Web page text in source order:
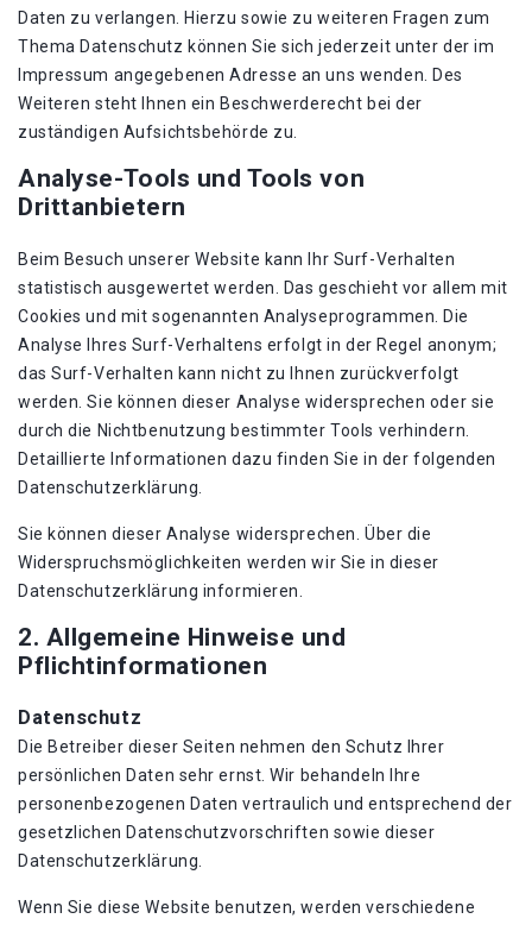
Daten zu verlangen. Hierzu sowie zu weiteren Fragen zum
Thema Datenschutz können Sie sich jederzeit unter der im
Impressum angegebenen Adresse an uns wenden. Des
Weiteren steht Ihnen ein Beschwerderecht bei der
zuständigen Aufsichtsbehörde zu.
Analyse-Tools und Tools von
Drittanbietern
Beim Besuch unserer Website kann Ihr Surf-Verhalten
statistisch ausgewertet werden. Das geschieht vor allem mit
Cookies und mit sogenannten Analyseprogrammen. Die
Analyse Ihres Surf-Verhaltens erfolgt in der Regel anonym;
das Surf-Verhalten kann nicht zu Ihnen zurückverfolgt
werden. Sie können dieser Analyse widersprechen oder sie
durch die Nichtbenutzung bestimmter Tools verhindern.
Detaillierte Informationen dazu finden Sie in der folgenden
Datenschutzerklärung.
Sie können dieser Analyse widersprechen. Über die
Widerspruchsmöglichkeiten werden wir Sie in dieser
Datenschutzerklärung informieren.
2. Allgemeine Hinweise und
Pflichtinformationen
Datenschutz
Die Betreiber dieser Seiten nehmen den Schutz Ihrer
persönlichen Daten sehr ernst. Wir behandeln Ihre
personenbezogenen Daten vertraulich und entsprechend der
gesetzlichen Datenschutzvorschriften sowie dieser
Datenschutzerklärung.
Wenn Sie diese Website benutzen, werden verschiedene